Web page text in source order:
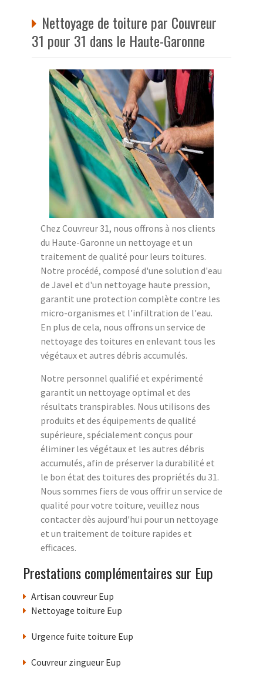
Nettoyage de toiture par Couvreur
31 pour 31 dans le Haute-Garonne
Chez Couvreur 31, nous offrons à nos clients
du Haute-Garonne un nettoyage et un
traitement de qualité pour leurs toitures.
Notre procédé, composé d'une solution d'eau
de Javel et d'un nettoyage haute pression,
garantit une protection complète contre les
micro-organismes et l'infiltration de l'eau.
En plus de cela, nous offrons un service de
nettoyage des toitures en enlevant tous les
végétaux et autres débris accumulés.
Notre personnel qualifié et expérimenté
garantit un nettoyage optimal et des
résultats transpirables. Nous utilisons des
produits et des équipements de qualité
supérieure, spécialement conçus pour
éliminer les végétaux et les autres débris
accumulés, afin de préserver la durabilité et
le bon état des toitures des propriétés du 31.
Nous sommes fiers de vous offrir un service de
qualité pour votre toiture, veuillez nous
contacter dès aujourd'hui pour un nettoyage
et un traitement de toiture rapides et
efficaces.
Prestations complémentaires sur Eup
Artisan couvreur Eup
Nettoyage toiture Eup
Urgence fuite toiture Eup
Couvreur zingueur Eup